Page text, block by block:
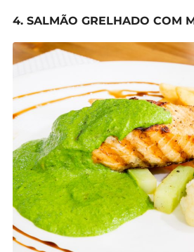
4. SALMÃO GRELHADO COM